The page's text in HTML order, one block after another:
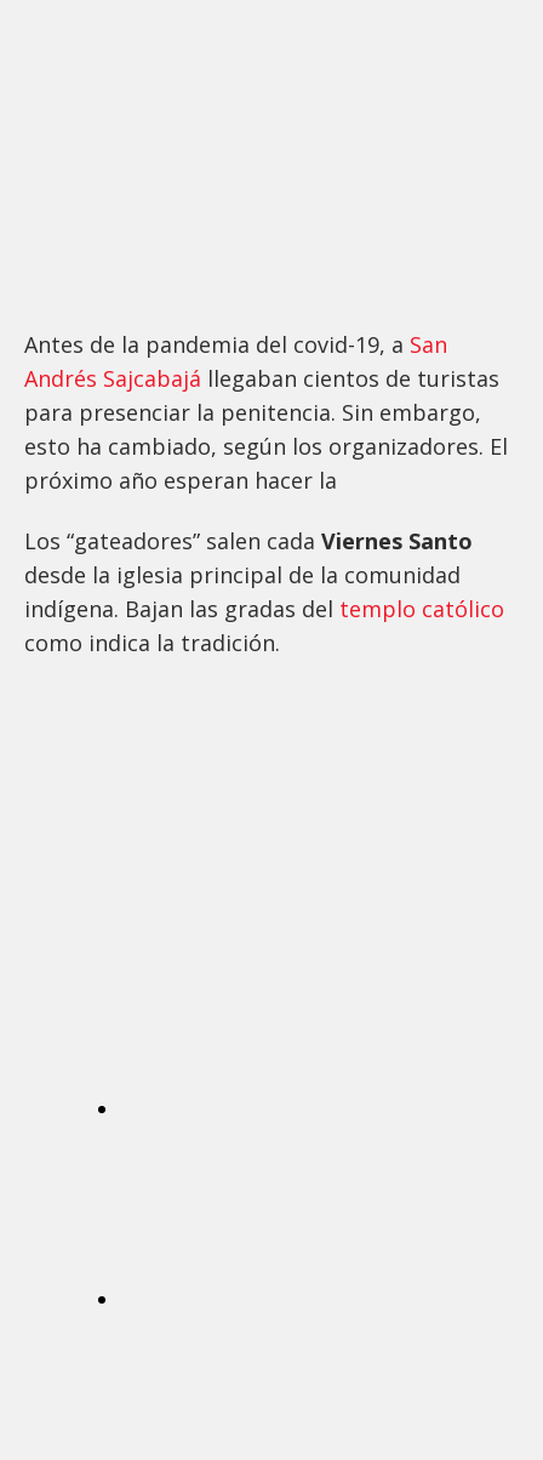
Antes de la pandemia del covid-19, a San
Andrés Sajcabajá llegaban cientos de turistas
para presenciar la penitencia. Sin embargo,
esto ha cambiado, según los organizadores. El
próximo año esperan hacer la
Los “gateadores” salen cada Viernes Santo
desde la iglesia principal de la comunidad
indígena. Bajan las gradas del templo católico
como indica la tradición.